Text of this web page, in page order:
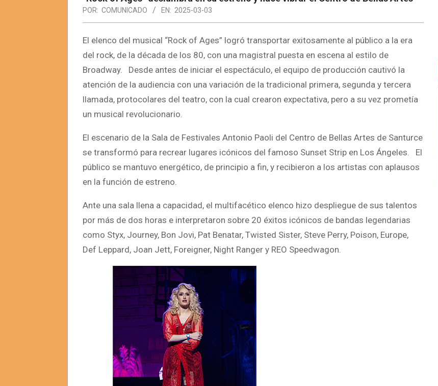
POR: COMUNICADO EN: 2025-03-03
El elenco del musical “Rock of Ages” logró transportar exitosamente al público a la era
del rock, de la década de los 80, con una magistral puesta en escena al estilo de
Broadway. Desde antes de iniciar el espectáculo, el equipo de producción cautivó la
atención de la audiencia con una variación de la tradicional primera, segunda y tercera
llamada, protocolares del teatro, con la cual crearon expectativa, pero a su vez prometía
un musical revolucionario.
El escenario de la Sala de Festivales Antonio Paoli del Centro de Bellas Artes de Santurce
se transformó para recrear lugares icónicos del famoso Sunset Strip en Los Ángeles. El
público se mantuvo energético, de principio a fin, y recibieron a los artistas con aplausos
en la función de estreno.
Ante una sala llena a capacidad, el multifacético elenco hizo despliegue de sus talentos
por más de dos horas e interpretaron sobre 20 éxitos icónicos de bandas legendarias
como Styx, Journey, Bon Jovi, Pat Benatar, Twisted Sister, Steve Perry, Poison, Europe,
Def Leppard, Joan Jett, Foreigner, Night Ranger y REO Speedwagon.